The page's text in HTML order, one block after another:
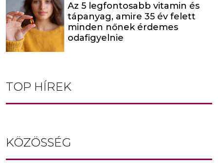
Az 5 legfontosabb vitamin és
tápanyag, amire 35 év felett
minden nőnek érdemes
odafigyelnie
TOP HÍREK
KÖZÖSSÉG